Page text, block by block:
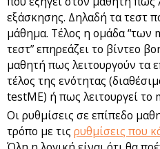
εξάσκησης. Δηλαδή τα τεστ
μάθημα. Τέλος η ομάδα “των
τεστ” επηρεάζει το βίντεο
μαθητή πως λειτουργούν τα
τέλος της ενότητας
testME) ή πως λειτουργεί το
Οι ρυθμίσεις σε επίπεδο
τρόπο με τις ρυθμίσεις που